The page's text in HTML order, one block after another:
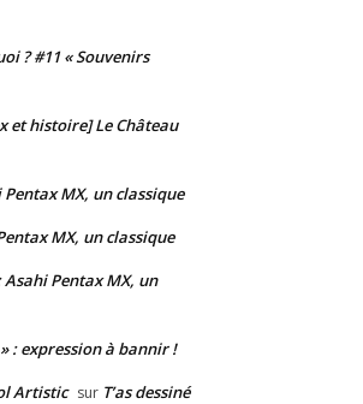
? #11 « Souvenirs
et histoire] Le Château
Pentax MX, un classique
MX, un classique
Asahi Pentax MX, un
: expression à bannir !
Artistic sur T’as dessiné